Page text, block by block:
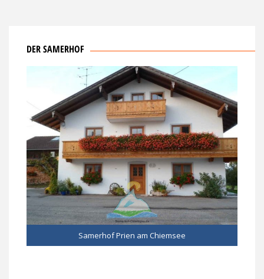
DER SAMERHOF
Samerhof Prien am Chiemsee